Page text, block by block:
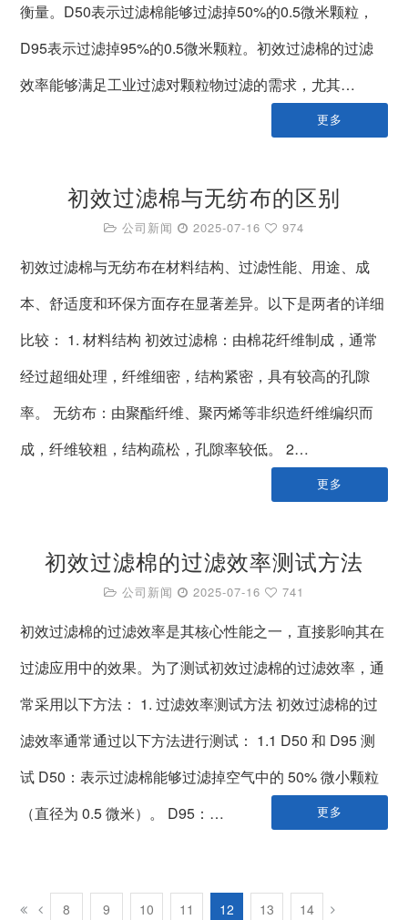
衡量。D50表示过滤棉能够过滤掉50%的0.5微米颗粒，
D95表示过滤掉95%的0.5微米颗粒。初效过滤棉的过滤
效率能够满足工业过滤对颗粒物过滤的需求，尤其…
更多
初效过滤棉与无纺布的区别
公司新闻 2025-07-16 974
初效过滤棉与无纺布在材料结构、过滤性能、用途、成
本、舒适度和环保方面存在显著差异。以下是两者的详细
比较： 1. 材料结构 初效过滤棉：由棉花纤维制成，通常
经过超细处理，纤维细密，结构紧密，具有较高的孔隙
率。 无纺布：由聚酯纤维、聚丙烯等非织造纤维编织而
成，纤维较粗，结构疏松，孔隙率较低。 2…
更多
初效过滤棉的过滤效率测试方法
公司新闻 2025-07-16 741
初效过滤棉的过滤效率是其核心性能之一，直接影响其在
过滤应用中的效果。为了测试初效过滤棉的过滤效率，通
常采用以下方法： 1. 过滤效率测试方法 初效过滤棉的过
滤效率通常通过以下方法进行测试： 1.1 D50 和 D95 测
试 D50：表示过滤棉能够过滤掉空气中的 50% 微小颗粒
（直径为 0.5 微米）。 D95：…
更多
8 9 10 11 12 13 14